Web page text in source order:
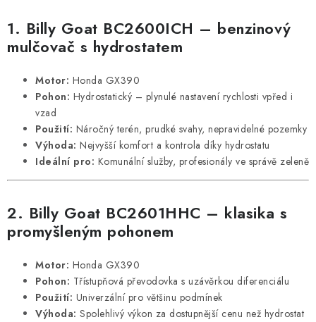
1. Billy Goat BC2600ICH – benzinový
mulčovač s hydrostatem
Motor: Honda GX390
Pohon: Hydrostatický – plynulé nastavení rychlosti vpřed i
vzad
Použití: Náročný terén, prudké svahy, nepravidelné pozemky
Výhoda: Nejvyšší komfort a kontrola díky hydrostatu
Ideální pro: Komunální služby, profesionály ve správě zeleně
2. Billy Goat BC2601HHC – klasika s
promyšleným pohonem
Motor: Honda GX390
Pohon: Třístupňová převodovka s uzávěrkou diferenciálu
Použití: Univerzální pro většinu podmínek
Výhoda: Spolehlivý výkon za dostupnější cenu než hydrostat